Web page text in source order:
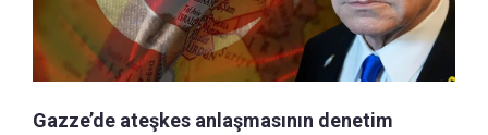
Gazze’de ateşkes anlaşmasının denetim